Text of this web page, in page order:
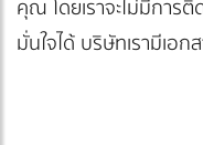
คุณ โดยเราจะไม่มีกา
มั่นใจได้ บริษัทเรามีเอ